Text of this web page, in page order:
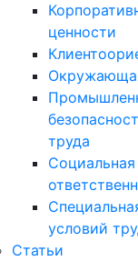
ценности
труда
Социальная
условий
Статьи